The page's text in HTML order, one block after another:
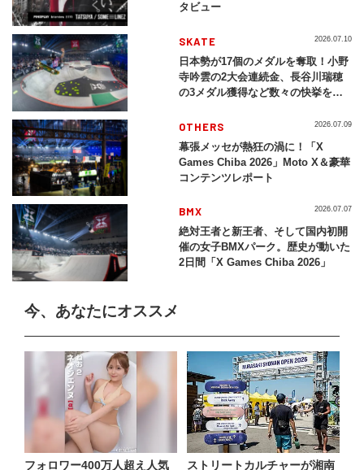
タビュー
SKATE
日本勢が17個のメダルを奪取！小野
寺吟雲の2大会連続金、長谷川瑞穂
の3メダル獲得など数々の快挙をプ
2026」
2026.07.10
OTHERS
幕張メッセが熱狂の渦に！「X
Games Chiba 2026」Moto X＆豪華
コンテンツレポート
2026.07.09
BMX
絶対王者と新王者、そして国内初開
催の女子BMXパーク。歴史が動いた
2日間「X Games Chiba 2026」
2026.07.07
今、あなたにオススメ
フォロワー400万人超え人気 ストリートカルチャーが湘南